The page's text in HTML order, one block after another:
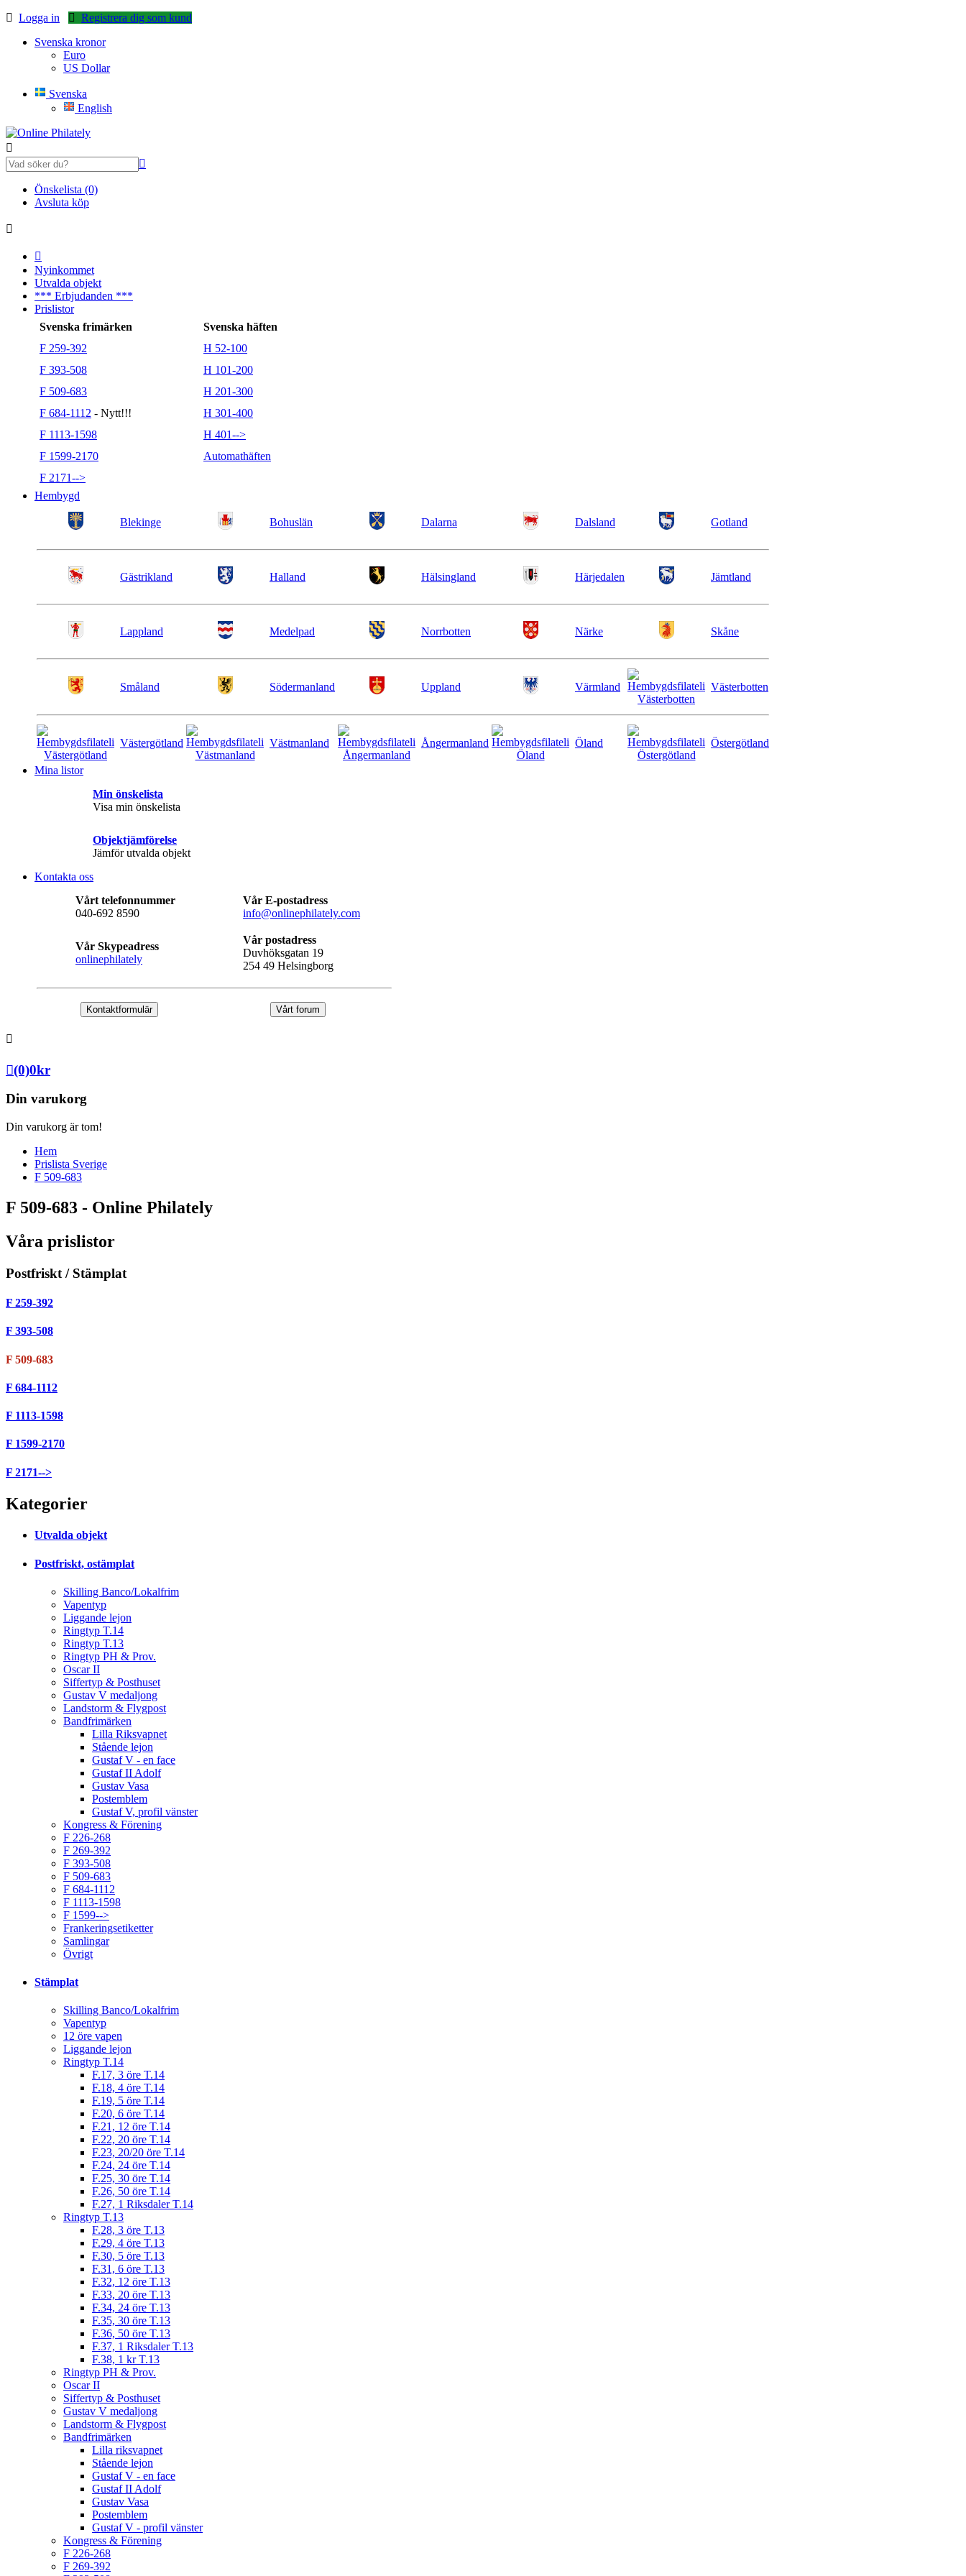
Logga in
Registrera dig som kund
Svenska kronor
Euro
US Dollar
Svenska
English
Önskelista (0)
Avsluta köp
Nyinkommet
Utvalda objekt
*** Erbjudanden ***
Prislistor
Svenska frimärken
Svenska häften
F 259-392
H 52-100
F 393-508
H 101-200
F 509-683
H 201-300
F 684-1112 - Nytt!!!
H 301-400
F 1113-1598
H 401-->
F 1599-2170
Automathäften
F 2171-->
Hembygd
Blekinge Bohuslän Dalarna Dalsland Gotland
Gästrikland Halland Hälsingland Härjedalen Jämtland
Lappland Medelpad Norrbotten Närke Skåne
Småland Södermanland Uppland Värmland Västerbotten
Västergötland Västmanland Ångermanland Öland Östergötland
Mina listor
Min önskelista
Visa min önskelista
Objektjämförelse
Jämför utvalda objekt
Kontakta oss
Vårt telefonnummer
040-692 8590
Vår E-postadress
info@onlinephilately.com
Vår Skypeadress
onlinephilately
Vår postadress
Duvhöksgatan 19
254 49 Helsingborg
Kontaktformulär Vårt forum
(0)0kr
Din varukorg
Din varukorg är tom!
Hem
Prislista Sverige
F 509-683
F 509-683 - Online Philately
Våra prislistor
Postfriskt / Stämplat
F 259-392
F 393-508
F 509-683
F 684-1112
F 1113-1598
F 1599-2170
F 2171-->
Kategorier
Utvalda objekt
Postfriskt, ostämplat
Skilling Banco/Lokalfrim
Vapentyp
Liggande lejon
Ringtyp T.14
Ringtyp T.13
Ringtyp PH & Prov.
Oscar II
Siffertyp & Posthuset
Gustav V medaljong
Landstorm & Flygpost
Bandfrimärken
Lilla Riksvapnet
Stående lejon
Gustaf V - en face
Gustaf II Adolf
Gustav Vasa
Postemblem
Gustaf V, profil vänster
Kongress & Förening
F 226-268
F 269-392
F 393-508
F 509-683
F 684-1112
F 1113-1598
F 1599-->
Frankeringsetiketter
Samlingar
Övrigt
Stämplat
Skilling Banco/Lokalfrim
Vapentyp
12 öre vapen
Liggande lejon
Ringtyp T.14
F.17, 3 öre T.14
F.18, 4 öre T.14
F.19, 5 öre T.14
F.20, 6 öre T.14
F.21, 12 öre T.14
F.22, 20 öre T.14
F.23, 20/20 öre T.14
F.24, 24 öre T.14
F.25, 30 öre T.14
F.26, 50 öre T.14
F.27, 1 Riksdaler T.14
Ringtyp T.13
F.28, 3 öre T.13
F.29, 4 öre T.13
F.30, 5 öre T.13
F.31, 6 öre T.13
F.32, 12 öre T.13
F.33, 20 öre T.13
F.34, 24 öre T.13
F.35, 30 öre T.13
F.36, 50 öre T.13
F.37, 1 Riksdaler T.13
F.38, 1 kr T.13
Ringtyp PH & Prov.
Oscar II
Siffertyp & Posthuset
Gustav V medaljong
Landstorm & Flygpost
Bandfrimärken
Lilla riksvapnet
Stående lejon
Gustaf V - en face
Gustaf II Adolf
Gustav Vasa
Postemblem
Gustaf V - profil vänster
Kongress & Förening
F 226-268
F 269-392